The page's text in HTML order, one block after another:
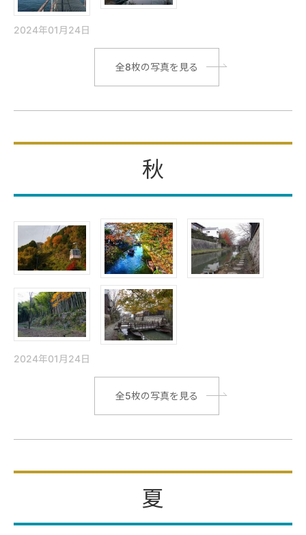
2024年01月24日
全8枚の写真を見る
秋
2024年01月24日
全5枚の写真を見る
夏